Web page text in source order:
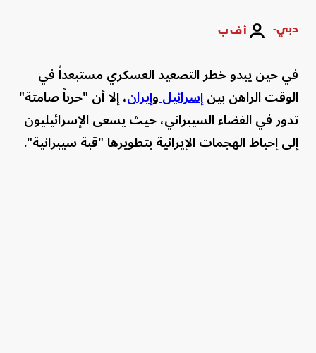
دبي- أ ف ب
في حين يبدو خطر التصعيد العسكري مستبعداً في
الوقت الراهن بينإسرائيلوإيران، إلا أن "حرباً صامتة"
تدور في الفضاء السيبراني، حيث يسعى الإسرائيليون
إلى إحباط الهجمات الإيرانية بتطويرها "قبة سيبرانية".